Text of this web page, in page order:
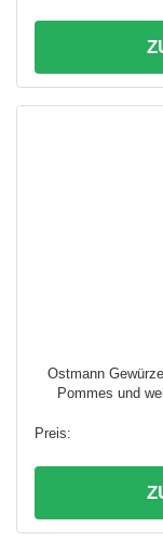
Ostmann
Pommes und